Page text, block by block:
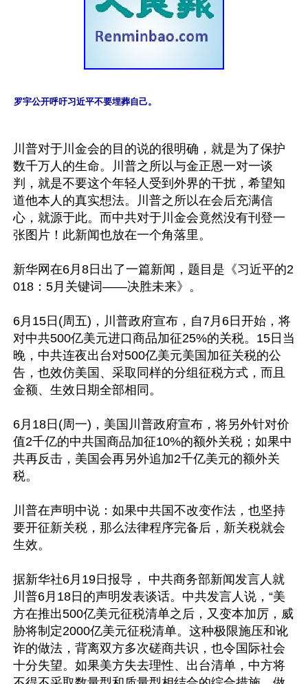
罗宇公开呼吁习近平不要埋葬自己。
川普对于川金会的目的说的很明确，就是为了保护
数千万人的生命。川普之所以与金正恩一对一谈
判，就是不要这个年轻人受到外界的干扰，希望知
道他本人的真实想法。川普之所以在会后充满信
心，就源于此。而中共对于川金会竟然没有刊登一
张图片！此新闻也放在一个角落里。
新华网在6月8日出了一篇新闻，题目是《习近平的2
018：5月关键词——决胜未来》。
6月15日(周五)，川普政府宣布，自7月6日开始，将
对中共500亿美元进口商品加征25%的关税。15日当
晚，中共连夜出台对500亿美元美国加征关税的公
告，也效仿美国、采取同样的分组征税方式，而且
金额、生效日期全部相同。
6月18日(周一)，美国川普政府宣布，将另外针对价
值2千亿的中共国商品加征10%的额外关税；如果中
共再反击，美国会再另外追加2千亿美元的额外关
税。
川普在声明中说：如果中共国不改变作法，也坚持
要开征新关税，那么法律程序完备后，新关税就会
生效。
据新华社6月19日报导， 中共商务部新闻发言人就
川普6月18日的声明发表谈话。中共发言人说，“美
方在推出500亿美元征税清单之后，又变本加厉，威
胁将制定2000亿美元征税清单。这种极限施压和讹
诈的做法，背离双方多次磋商共识，也令国际社会
十分失望。如果美方失去理性、出台清单，中方将